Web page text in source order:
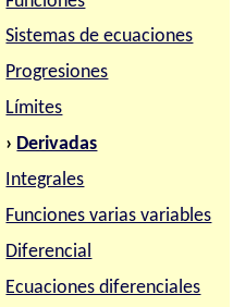
Sistemas de ecuaciones
Progresiones
Límites
› Derivadas
Integrales
Funciones varias variables
Diferencial
Ecuaciones diferenciales